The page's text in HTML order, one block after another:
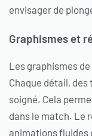
envisager de
Graphismes et
Les graphismes de
Chaque détail,
soigné. Cela
dans le match. Le
animations fluides